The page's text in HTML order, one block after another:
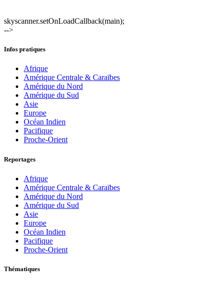
skyscanner.setOnLoadCallback(main);
-->
Infos pratiques
Afrique
Amérique Centrale & Caraïbes
Amérique du Nord
Amérique du Sud
Asie
Europe
Océan Indien
Pacifique
Proche-Orient
Reportages
Afrique
Amérique Centrale & Caraïbes
Amérique du Nord
Amérique du Sud
Asie
Europe
Océan Indien
Pacifique
Proche-Orient
Thématiques